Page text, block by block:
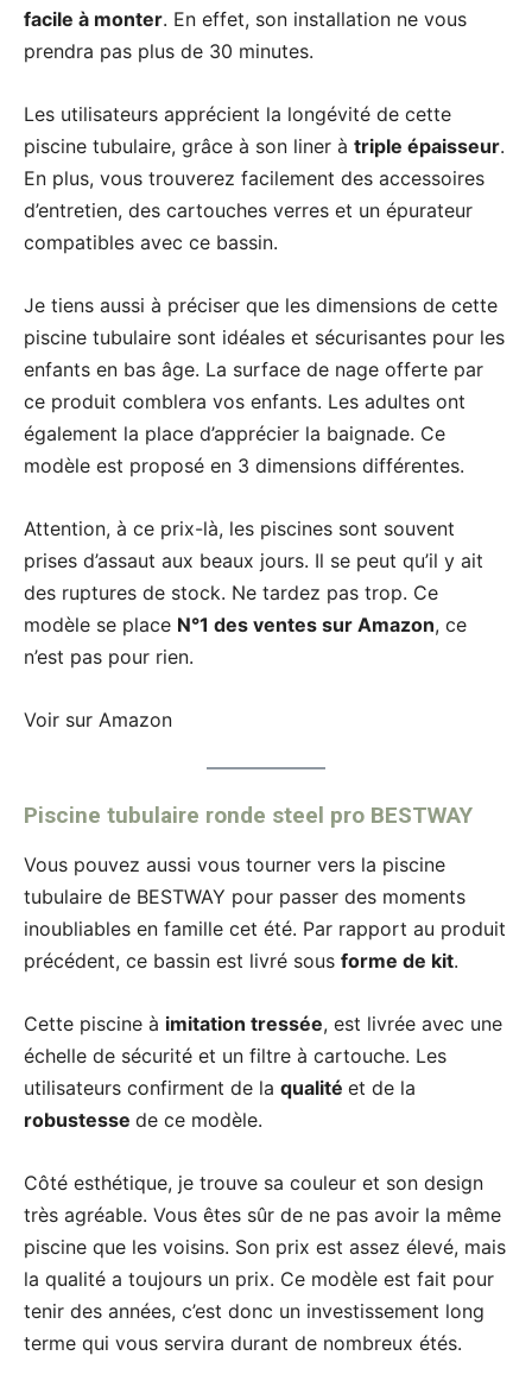
facile à monter. En effet, son installation ne vous
prendra pas plus de 30 minutes.
Les utilisateurs apprécient la longévité de cette
piscine tubulaire, grâce à son liner à triple épaisseur.
En plus, vous trouverez facilement des accessoires
d’entretien, des cartouches verres et un épurateur
compatibles avec ce bassin.
Je tiens aussi à préciser que les dimensions de cette
piscine tubulaire sont idéales et sécurisantes pour les
enfants en bas âge. La surface de nage offerte par
ce produit comblera vos enfants. Les adultes ont
également la place d’apprécier la baignade. Ce
modèle est proposé en 3 dimensions différentes.
Attention, à ce prix-là, les piscines sont souvent
prises d’assaut aux beaux jours. Il se peut qu’il y ait
des ruptures de stock. Ne tardez pas trop. Ce
modèle se place N°1 des ventes sur Amazon, ce
n’est pas pour rien.
Voir sur Amazon
Piscine tubulaire ronde steel pro BESTWAY
Vous pouvez aussi vous tourner vers la piscine
tubulaire de BESTWAY pour passer des moments
inoubliables en famille cet été. Par rapport au produit
précédent, ce bassin est livré sous forme de kit.
Cette piscine à imitation tressée, est livrée avec une
échelle de sécurité et un filtre à cartouche. Les
utilisateurs confirment de la qualité et de la
robustesse de ce modèle.
Côté esthétique, je trouve sa couleur et son design
très agréable. Vous êtes sûr de ne pas avoir la même
piscine que les voisins. Son prix est assez élevé, mais
la qualité a toujours un prix. Ce modèle est fait pour
tenir des années, c’est donc un investissement long
terme qui vous servira durant de nombreux étés.